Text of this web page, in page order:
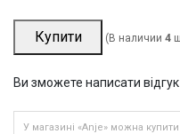
Купити (В наличии 4
Ви зможете написати відгук
У магазині «Anje» можна